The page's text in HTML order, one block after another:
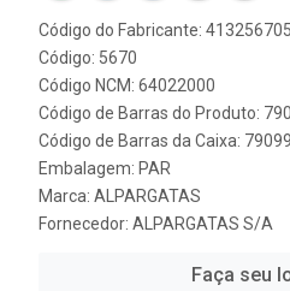
Código do Fabricante:
Código: 5670
Código NCM: 64022000
Código de Barras do Produto:
Código de Barras da Caixa:
Embalagem: PAR
Marca: ALPARGATAS
Fornecedor: ALPARGATAS S/A
Faça seu